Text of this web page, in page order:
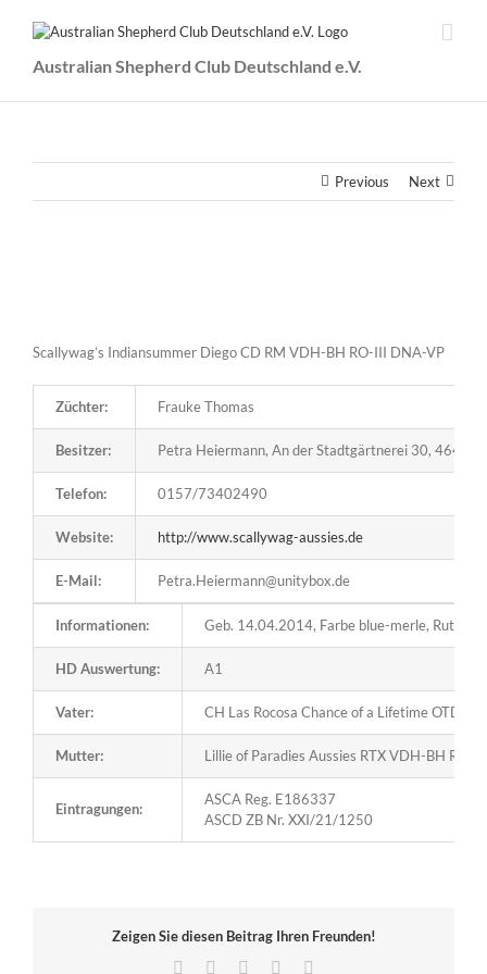
Inhalt
Australian Shepherd Club Deutschland e.V.
Previous Next
Scallywag’s Indiansummer Diego CD RM VDH-BH RO-III DNA-VP
Züchter: Frauke Thomas
Besitzer: Petra Heiermann, An der Stadtgärtnerei 30, 46485
Telefon: 0157/73402490
Website: http://www.scallywag-aussies.de
E-Mail: Petra.Heiermann@unitybox.de
Informationen: Geb. 14.04.2014, Farbe blue-merle, Rute
HD Auswertung: A1
Vater: CH Las Rocosa Chance of a Lifetime OTDcs
Mutter: Lillie of Paradies Aussies RTX VDH-BH RO-
Eintragungen:
ASCA Reg. E186337
ASCD ZB Nr. XXI/21/1250
Zeigen Sie diesen Beitrag Ihren Freunden!
Facebook LinkedInPinterest